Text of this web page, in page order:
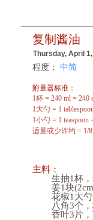
复制酱油
主料：
生抽1杯，老
姜1块(2cm
花椒1大勺，
八角3个，
香叶3片，
Thursday, April
附量器标准：
1杯 = 240 ml = 240
1大勺 = 1
1小勺 = 1 teaspoon
适量或少许约 = 1/8
程度： 中简